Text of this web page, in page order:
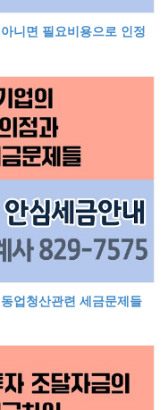
니면 필요비용으로 인정
업청산관련 세금문제들